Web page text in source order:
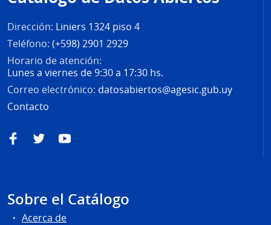
página
Dirección: Liniers 1324 piso 4
Teléfono: (+598) 2901 2929
Horario de atención:
Lunes a viernes de 9:30 a 17:30 hs.
Correo electrónico: datosabiertos@agesic.gub.uy
Contacto
FacebookTwitterYouTube
Sobre el Catálogo
Acerca de